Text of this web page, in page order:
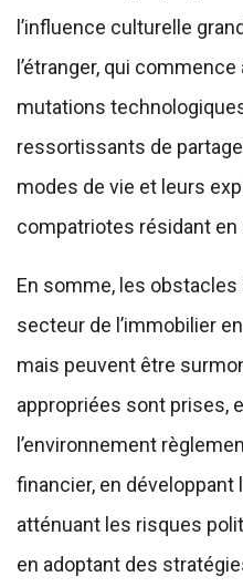
l’influence culturelle
l’étranger, qui
mutations
ressortissants de
modes de vie et leurs
compatriotes résidant en
En somme, les
secteur de l’immobilier
mais peuvent être
appropriées sont prises,
l’environnement
financier, en développant
atténuant les risques
en adoptant des